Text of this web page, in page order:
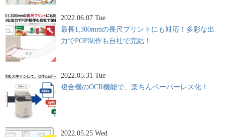
2022.06.07 Tue
最長1,300mmの長尺プリントにも対応！多彩な出
力でPOP制作も自社で完結！
2022.05.31 Tue
複合機のOCR機能で、楽ちんペーパーレス化！
2022.05.25 Wed